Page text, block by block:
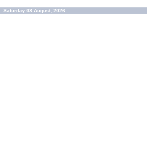
Saturday 08 August, 2026